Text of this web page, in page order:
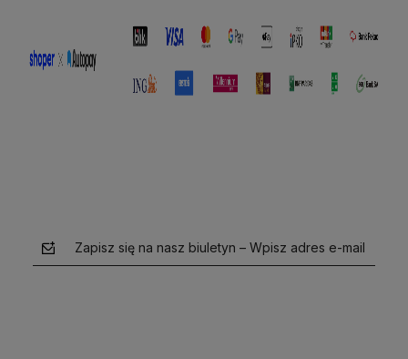
Zapisz się na nasz biuletyn – Wpisz adres e-mail